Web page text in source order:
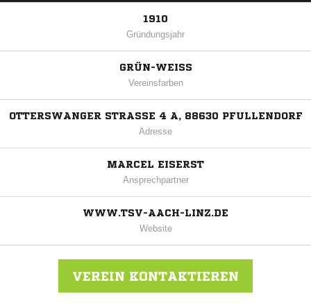
1910
Gründungsjahr
GRÜN-WEISS
Vereinsfarben
OTTERSWANGER STRASSE 4 A, 88630 PFULLENDORF
Adresse
MARCEL EISERST
Ansprechpartner
WWW.TSV-AACH-LINZ.DE
Website
VEREIN KONTAKTIEREN